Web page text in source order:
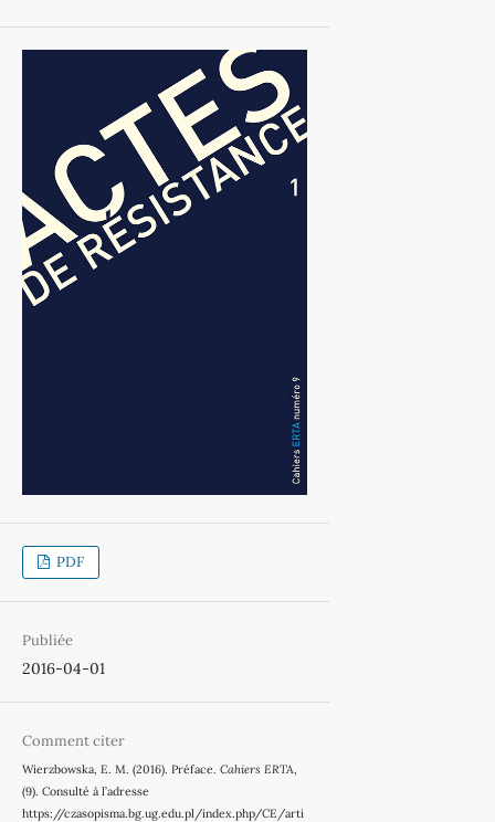
PDF
Publiée
2016-04-01
Comment citer
Wierzbowska, E. M. (2016). Préface. Cahiers ERTA
(9). Consulté à l’adresse
https://czasopisma.bg.ug.edu.pl/index.php/CE/arti